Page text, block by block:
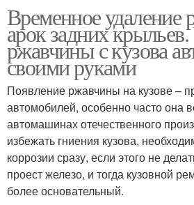
Временное удаление
арок задних
ржавчины с кузова
своими руками
Появление ржавчины на кузове –
автомобилей, особенно часто она
автомашинах отечественного
избежать гниения кузова,
коррозии сразу, если этого не
проест железо, и тогда кузовной
более основательный.